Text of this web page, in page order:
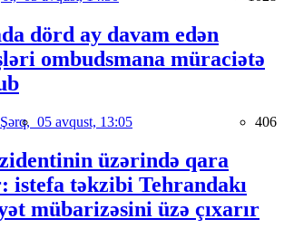
dörd ay davam edən
ombudsmana müraciətə
05 avqust, 13:05 406
üzərində qara
istefa təkzibi Tehrandakı
mübarizəsini üzə çıxarır